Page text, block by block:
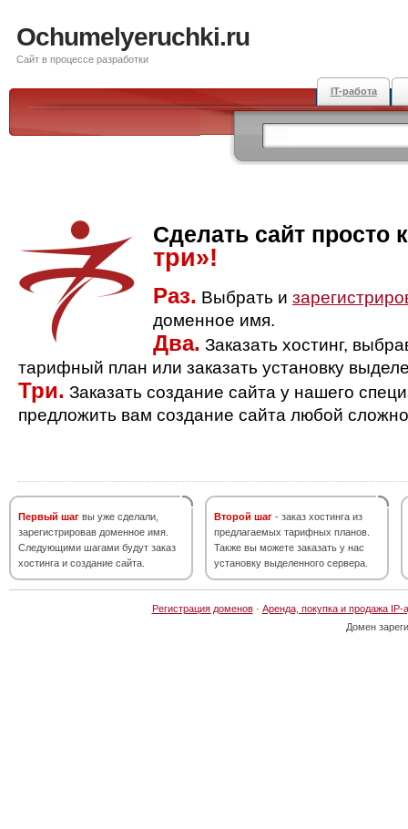
Ochumelyeruchki.ru
Сайт в процессе разработки
IT-работа
Сделать сайт просто
три»!
Раз. Выбрать и
доменное имя.
Два. Заказать хостинг,
тарифный план или заказать установку
Три. Заказать создание сайта у нашего
предложить вам создание сайта любой
Первый шаг вы уже сделали,
зарегистрировав доменное имя.
Следующими шагами будут заказ
хостинга и создание сайта.
Второй шаг - заказ хостинга из
предлагаемых тарифных планов.
Также вы можете заказать у нас
установку выделенного сервера.
Регистрация доменов· Аренда, покупка и продажа IP-
Домен